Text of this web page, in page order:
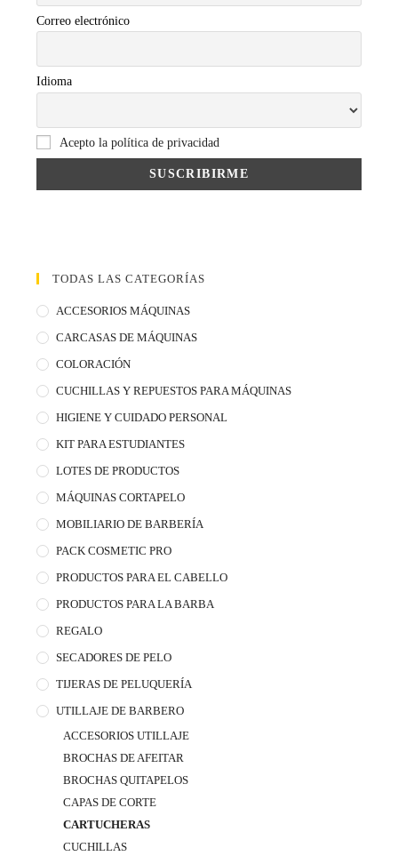
Correo electrónico
Idioma
Acepto la política de privacidad
TODAS LAS CATEGORÍAS
ACCESORIOS MÁQUINAS
CARCASAS DE MÁQUINAS
COLORACIÓN
CUCHILLAS Y REPUESTOS PARA MÁQUINAS
HIGIENE Y CUIDADO PERSONAL
KIT PARA ESTUDIANTES
LOTES DE PRODUCTOS
MÁQUINAS CORTAPELO
MOBILIARIO DE BARBERÍA
PACK COSMETIC PRO
PRODUCTOS PARA EL CABELLO
PRODUCTOS PARA LA BARBA
REGALO
SECADORES DE PELO
TIJERAS DE PELUQUERÍA
UTILLAJE DE BARBERO
ACCESORIOS UTILLAJE
BROCHAS DE AFEITAR
BROCHAS QUITAPELOS
CAPAS DE CORTE
CARTUCHERAS
CUCHILLAS